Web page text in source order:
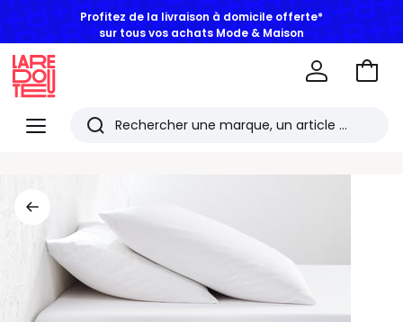
sur tous vos achats Mode & Maison
Menu
Redoute
Rechercher
articles
consultés
Aller